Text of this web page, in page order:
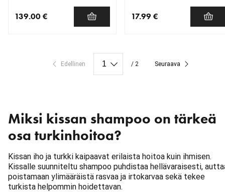
139.00 € 17.99 €
Edellinen / 2 Seuraava
Miksi kissan shampoo on tärkeä
osa turkinhoitoa?
Kissan iho ja turkki kaipaavat erilaista hoitoa kuin ihmisen.
Kissalle suunniteltu shampoo puhdistaa hellävaraisesti,
poistamaan ylimääräistä rasvaa ja irtokarvaa sekä tekee
turkista helpommin hoidettavan.